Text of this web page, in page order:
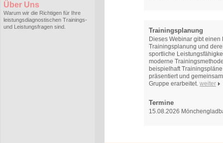
Über Uns
Warum wir die Richtigen für Ihre
leistungsdiagnostischen Trainings-
und Leistungsfragen sind.
Trainingsplanung
Dieses Webinar gibt
Trainingsplanung und
sportliche
moderne
beispielhaft
präsentiert und
Gruppe erarbeitet. weiter
Termine
15.08.2026